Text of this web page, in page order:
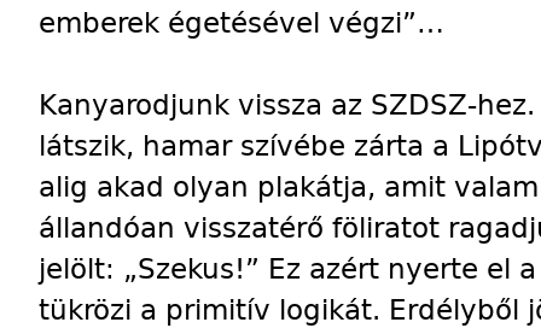
emberek égetésével végzi”…
Kanyarodjunk vissza az SZDSZ-
látszik, hamar szívébe zárta a
alig akad olyan plakátja, amit
állandóan visszatérő föliratot
jelölt: „Szekus!” Ez azért nyerte el
tükrözi a primitív logikát. Erdélyből